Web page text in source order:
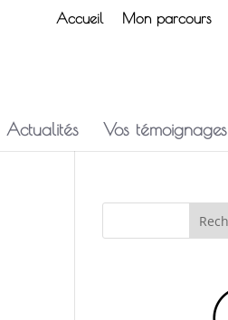
Accueil Mon parcours
Actualités Vos témoignages